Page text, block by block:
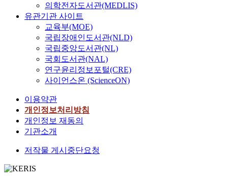
의학전자도서관(MEDLIS)
유관기관 사이트
교육부(MOE)
국립장애인도서관(NLD)
국립중앙도서관(NL)
국회도서관(NAL)
연구윤리정보포털(CRE)
사이언스온 (ScienceON)
이용약관
개인정보처리방침
개인정보 재동의
기관소개
저작물 게시중단요청